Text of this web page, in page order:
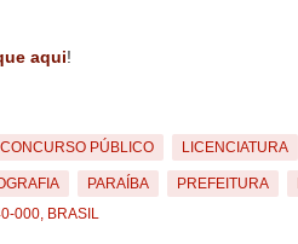
aqui!
CONCURSO PÚBLICO LICENCIATURA
PARAÍBA PREFEITURA
000, BRASIL